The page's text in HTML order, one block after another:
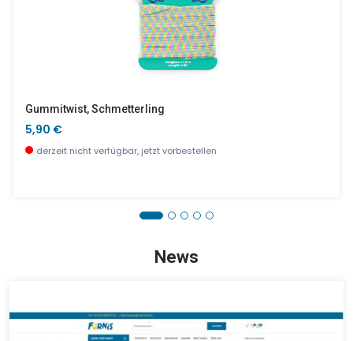
Zirafa - Geschicklichkeit Und Manipulation
Gummitwist, Schmetterling
5,90 €
derzeit nicht verfügbar, jetzt vorbestellen
News